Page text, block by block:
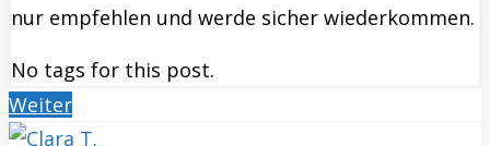
nur empfehlen und werde sicher wiederkommen.
No tags for this post.
Weiter